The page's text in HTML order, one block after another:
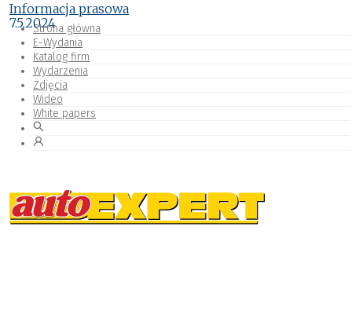
Strona główna
E-Wydania
Katalog firm
Wydarzenia
Zdjęcia
Wideo
White papers
Informacja prasowa
7.5.2024